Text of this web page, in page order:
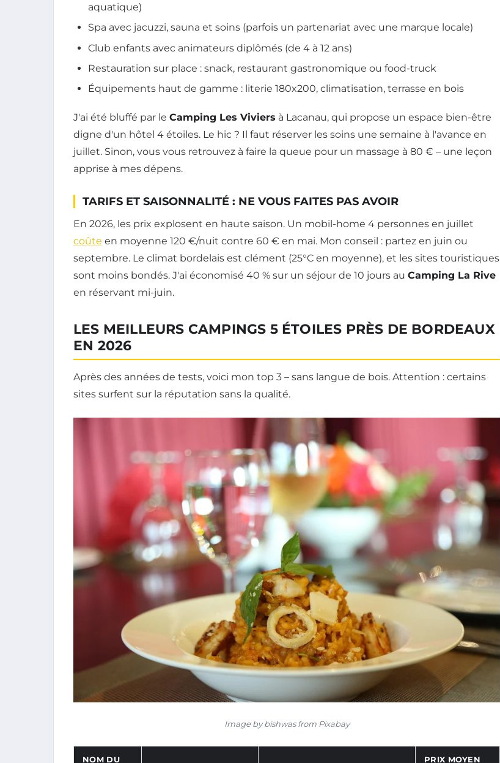
aquatique)
Spa avec jacuzzi, sauna et soins (parfois un partenariat avec une marque locale)
Club enfants avec animateurs diplômés (de 4 à 12 ans)
Restauration sur place : snack, restaurant gastronomique ou food-truck
Équipements haut de gamme : literie 180x200, climatisation, terrasse en bois
J'ai été bluffé par le Camping Les Viviers à Lacanau, qui propose un espace bien-être
digne d'un hôtel 4 étoiles. Le hic ? Il faut réserver les soins une semaine à l'avance en
juillet. Sinon, vous vous retrouvez à faire la queue pour un massage à 80 € – une leçon
apprise à mes dépens.
TARIFS ET SAISONNALITÉ : NE VOUS FAITES PAS AVOIR
En 2026, les prix explosent en haute saison. Un mobil-home 4 personnes en juillet
coûte en moyenne 120 €/nuit contre 60 € en mai. Mon conseil : partez en juin ou
septembre. Le climat bordelais est clément (25°C en moyenne), et les sites touristiques
sont moins bondés. J'ai économisé 40 % sur un séjour de 10 jours au Camping La Rive
en réservant mi-juin.
LES MEILLEURS CAMPINGS 5 ÉTOILES PRÈS DE BORDEAUX
EN 2026
Après des années de tests, voici mon top 3 – sans langue de bois. Attention : certains
sites surfent sur la réputation sans la qualité.
Image by bishwas from Pixabay
NOM DU PRIX MOYEN